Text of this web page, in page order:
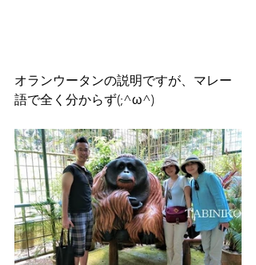
オランウータンの説明ですが、マレー
語で全く分からず(;^ω^)